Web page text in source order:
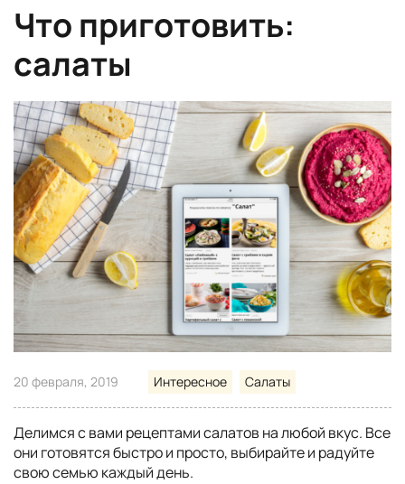
Что приготовить:
салаты
20 февраля, 2019 Интересное Салаты
Делимся с вами рецептами салатов на любой вкус. Все
они готовятся быстро и просто, выбирайте и радуйте
свою семью каждый день.